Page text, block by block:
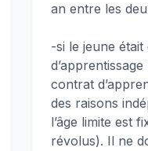
an entre les
-si le jeune
contrat
des raisons
l’âge limite est
révolus). Il ne